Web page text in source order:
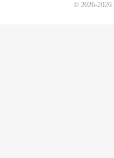
© 2026-2026